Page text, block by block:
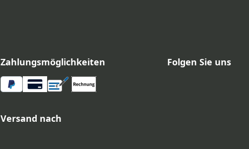
Zahlungsmöglichkeiten
Versand nach
Folgen Sie uns